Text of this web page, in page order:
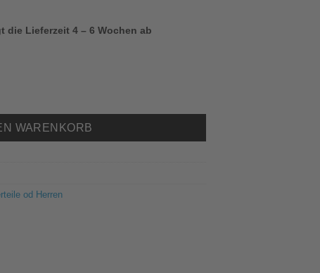
die Lieferzeit 4 – 6 Wochen ab
Ruderverein Eltville Herren Menge
WARENKORB
od Herren